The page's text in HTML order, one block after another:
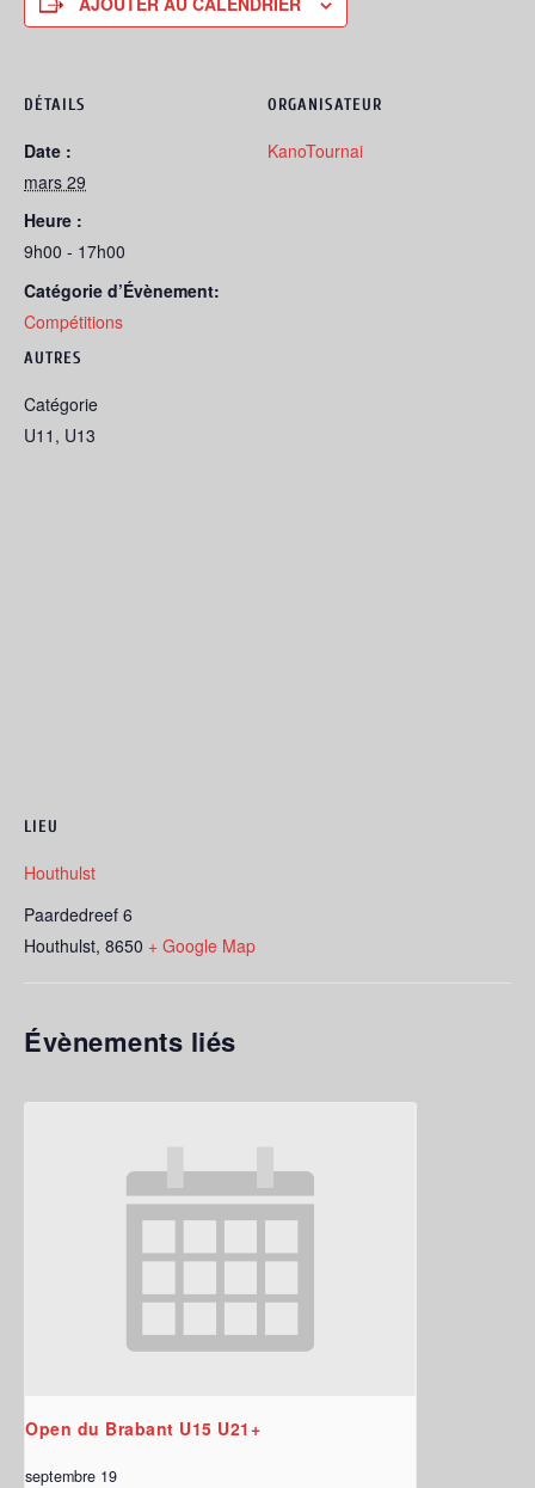
DÉTAILS
Date :
mars 29
Heure :
9h00 - 17h00
Catégorie d’Évènement:
Compétitions
ORGANISATEUR
KanoTournai
AUTRES
Catégorie
U11, U13
LIEU
Houthulst
Paardedreef 6
Houthulst, 8650 + Google Map
Évènements liés
Open du Brabant U15 U21+
septembre 19